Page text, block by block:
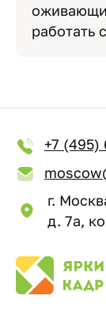
работать
+7 (495)
г.
д. 7а,